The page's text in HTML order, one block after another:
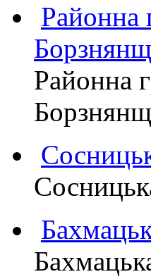
Районна
Районна